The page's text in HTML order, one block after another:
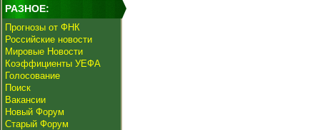
РАЗНОЕ:
Прогнозы от ФНК
Российские новости
Мировые Новости
Коэффициенты УЕФА
Голосование
Поиск
Вакансии
Новый Форум
Старый Форум